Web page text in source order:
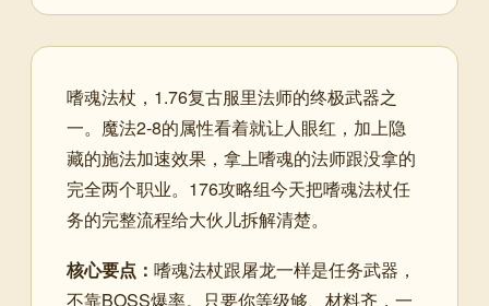
嗜魂法杖，1.76复古服里法师的终极武器之
一。魔法2-8的属性看着就让人眼红，加上隐
藏的施法加速效果，拿上嗜魂的法师跟没拿的
完全两个职业。176攻略组今天把嗜魂法杖任
务的完整流程给大伙儿拆解清楚。
核心要点： 嗜魂法杖跟屠龙一样是任务武器，
不靠BOSS爆率。只要你等级够、材料齐，一